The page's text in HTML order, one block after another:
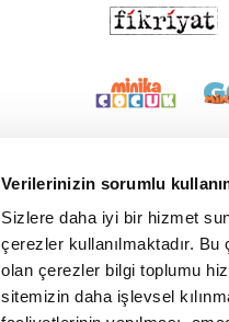
Verilerinizin sorumlu
Sizlere daha iyi bir hizmet
çerezler kullanılmaktadır.
olan çerezler bilgi toplumu
sitemizin daha işlevsel